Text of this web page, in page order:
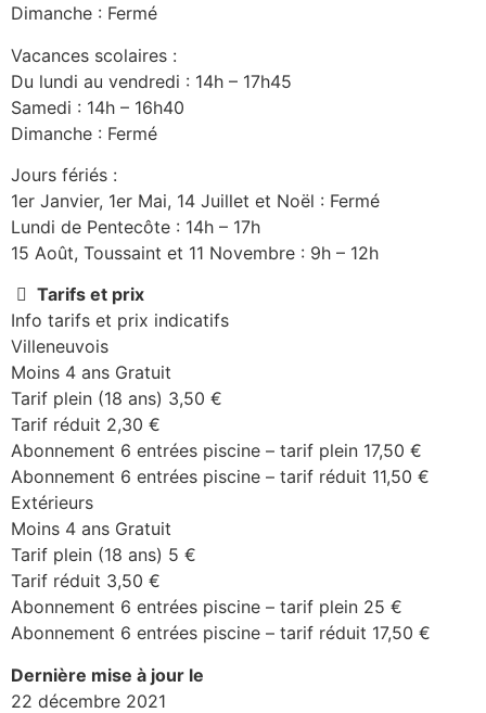
Dimanche : Fermé
Vacances scolaires :
Du lundi au vendredi : 14h – 17h45
Samedi : 14h – 16h40
Dimanche : Fermé
Jours fériés :
1er Janvier, 1er Mai, 14 Juillet et Noël : Fermé
Lundi de Pentecôte : 14h – 17h
15 Août, Toussaint et 11 Novembre : 9h – 12h
Tarifs et prix
Info tarifs et prix indicatifs
Villeneuvois
Moins 4 ans Gratuit
Tarif plein (18 ans) 3,50 €
Tarif réduit 2,30 €
Abonnement 6 entrées piscine – tarif plein 17,50 €
Abonnement 6 entrées piscine – tarif réduit 11,50 €
Extérieurs
Moins 4 ans Gratuit
Tarif plein (18 ans) 5 €
Tarif réduit 3,50 €
Abonnement 6 entrées piscine – tarif plein 25 €
Abonnement 6 entrées piscine – tarif réduit 17,50 €
Dernière mise à jour le
22 décembre 2021